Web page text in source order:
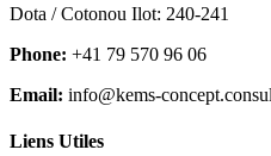
Dota / Cotonou Ilot: 240-241
Phone: +41 79 570 96 06
Email: info@kems-
Liens Utiles